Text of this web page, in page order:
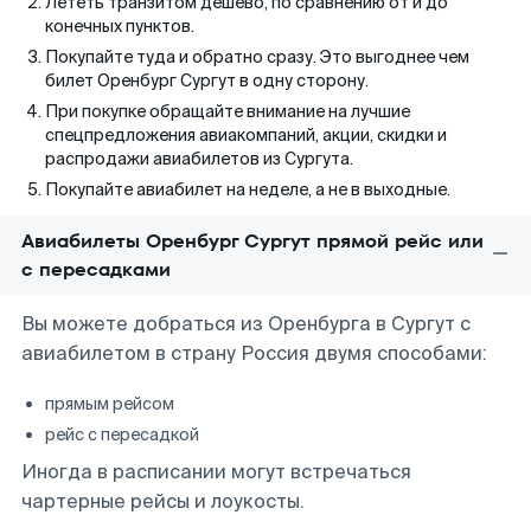
конечных пунктов.
Покупайте туда и обратно сразу. Это выгоднее чем
билет Оренбург Сургут в одну сторону.
При покупке обращайте внимание на лучшие
спецпредложения авиакомпаний, акции, скидки и
распродажи авиабилетов из Сургута.
Покупайте авиабилет на неделе, а не в выходные.
Авиабилеты Оренбург Сургут прямой рейс или
с пересадками
Вы можете добраться из Оренбурга в Сургут с
авиабилетом в страну Россия двумя способами:
прямым рейсом
рейс с пересадкой
Иногда в расписании могут встречаться
чартерные рейсы и лоукосты.